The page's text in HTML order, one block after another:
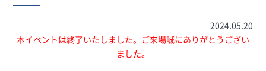
2024.05.20
本イベントは終了いたしました。ご来場誠にありがとうござい
ました。